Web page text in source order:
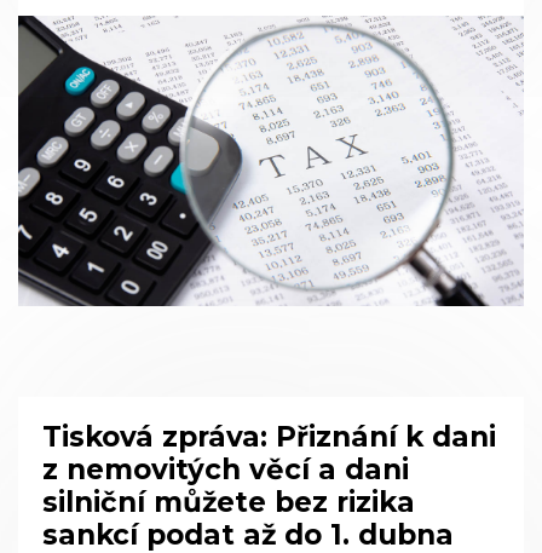
Tisková zpráva: Přiznání k dani
z nemovitých věcí a dani
silniční můžete bez rizika
sankcí podat až do 1. dubna